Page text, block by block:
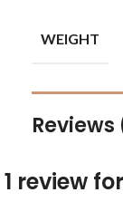
WEIGHT
Reviews
1 review for